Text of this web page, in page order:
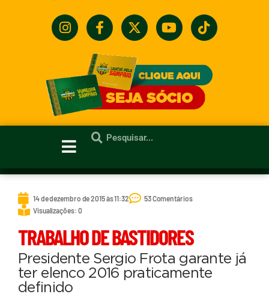
14 de dezembro de 2015 às 11:32
53 Comentários
Visualizações: 0
TRABALHO DE BASTIDORES
Presidente Sergio Frota garante já
ter elenco 2016 praticamente
definido